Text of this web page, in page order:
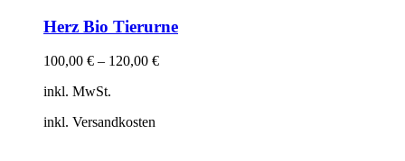
Herz Bio Tierurne
100,00 € – 120,00 €
inkl. MwSt.
inkl. Versandkosten